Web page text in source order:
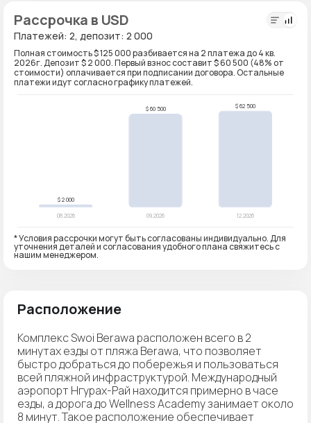
Рассрочка в USD
Платежей: 2, депозит: 2 000
Полная стоимость $ 125 000 разбивается на 2 платежа до 4 кв.
2026г. Депозит $ 2 000. Первый взнос составит $ 60 500 (48% от
стоимости) оплачивается при подписании договора. Остальные
платежи идут согласно графику платежей.
* Условия рассрочки могут быть согласованы индивидуально. Для
уточнения деталей и согласования удобного плана свяжитесь с
нашим менеджером.
Расположение
Комплекс Swoi Berawa расположен всего в 2
минутах езды от пляжа Berawa, что позволяет
быстро добраться до побережья и пользоваться
всей пляжной инфраструктурой. Международный
аэропорт Нгурах-Рай находится примерно в часе
езды, а дорога до Wellness Academy занимает около
8 минут. Такое расположение обеспечивает